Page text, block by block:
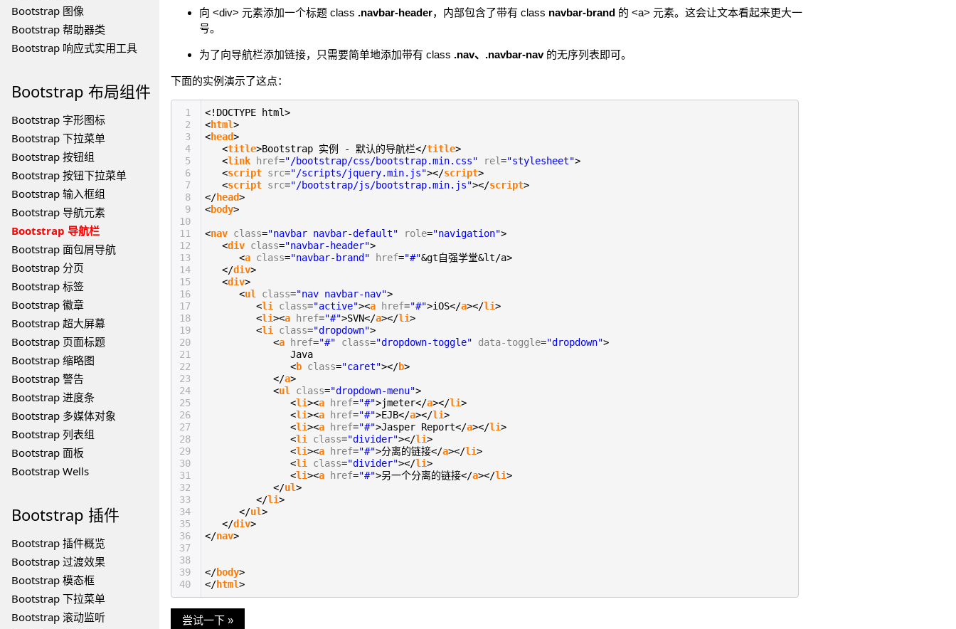
Bootstrap 图像
Bootstrap 帮助器类
Bootstrap 响应式实用工具
Bootstrap 布局组件
Bootstrap 字形图标
Bootstrap 下拉菜单
Bootstrap 按钮组
Bootstrap 按钮下拉菜单
Bootstrap 输入框组
Bootstrap 导航元素
Bootstrap 导航栏
Bootstrap 面包屑导航
Bootstrap 分页
Bootstrap 标签
Bootstrap 徽章
Bootstrap 超大屏幕
Bootstrap 页面标题
Bootstrap 缩略图
Bootstrap 警告
Bootstrap 进度条
Bootstrap 多媒体对象
Bootstrap 列表组
Bootstrap 面板
Bootstrap Wells
Bootstrap 插件
Bootstrap 插件概览
Bootstrap 过渡效果
Bootstrap 模态框
Bootstrap 下拉菜单
Bootstrap 滚动监听
向 <div> 元素添加一个标题 class .navbar-header，内部包含了带有 class navbar-brand的 <a> 元素。这会让文本看起来更大一
号。
为了向导航栏添加链接，只需要简单地添加带有 class .nav、.navbar-nav的无序列表即可。
下面的实例演示了这点：
1
2
3
4
5
6
7
8
9
10
11
12
13
14
15
16
17
18
19
20
21
22
23
24
25
26
27
28
29
30
31
32
33
34
35
36
37
38
39
40
<!DOCTYPE html>
<html>
<head>
<title>Bootstrap 实例 - 默认的导航栏</title>
<link href="/bootstrap/css/bootstrap.min.css" rel="stylesheet">
<script src="/scripts/jquery.min.js"></script>
<script src="/bootstrap/js/bootstrap.min.js"></script>
</head>
<body>
<nav class="navbar navbar-default" role="navigation">
<div class="navbar-header">
<a class="navbar-brand" href="#"&gt自强学堂&lt/a>
</div>
<div>
<ul class="nav navbar-nav">
<li class="active"><a href="#">iOS</a></li>
<li><a href="#">SVN</a></li>
<li class="dropdown">
<a href="#" class="dropdown-toggle" data-toggle="dropdown">
Java
<b class="caret"></b>
</a>
<ul class="dropdown-menu">
<li><a href="#">jmeter</a></li>
<li><a href="#">EJB</a></li>
<li><a href="#">Jasper Report</a></li>
<li class="divider"></li>
<li><a href="#">分离的链接</a></li>
<li class="divider"></li>
<li><a href="#">另一个分离的链接</a></li>
</ul>
</li>
</ul>
</div>
</nav>
</body>
</html>
尝试一下 »